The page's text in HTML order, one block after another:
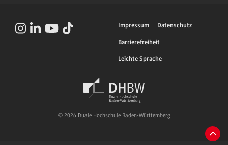
Impressum Datenschutz
Barrierefreiheit
Leichte Sprache
© 2026 Duale Hochschule Baden-Württemberg
Zum